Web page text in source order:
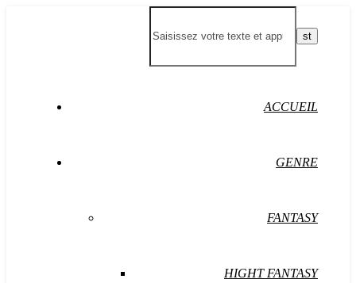
ACCUEIL
GENRE
FANTASY
HIGHT FANTASY